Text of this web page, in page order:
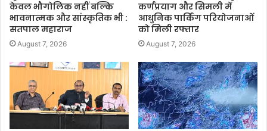
केवल भौगोलिक नहीं बल्कि
भावनात्मक और सांस्कृतिक भी :
सतपाल महाराज
August 7, 2026
कर्णप्रयाग और सिमली में
आधुनिक पार्किंग परियोजनाओं
को मिली रफ्तार
August 7, 2026